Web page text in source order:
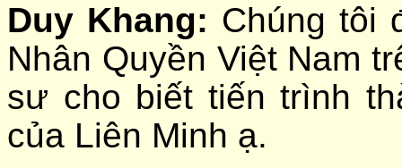
Duy Khang: Chúng tôi
Nhân Quyền Việt Nam
sư cho biết tiến trình
của Liên Minh ạ.